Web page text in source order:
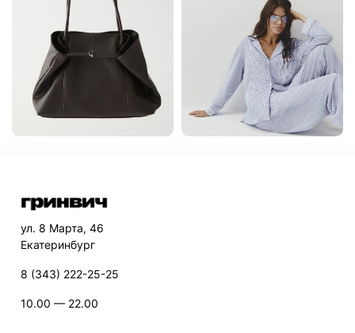
ул. 8 Марта, 46
Екатеринбург
8 (343) 222-25-25
10.00 — 22.00